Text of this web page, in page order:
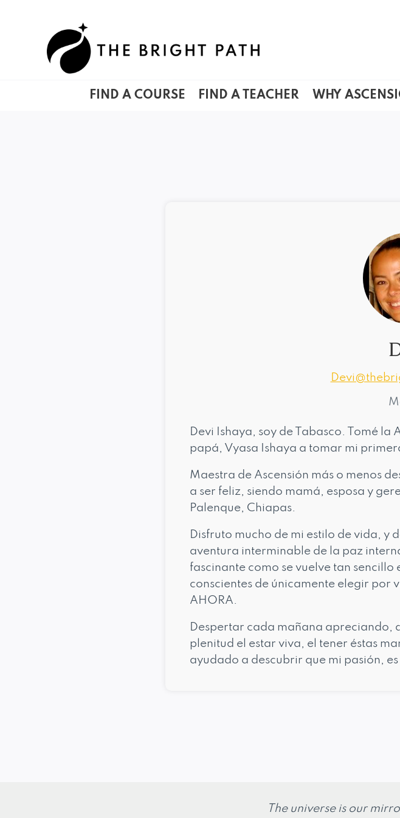
FIND A COURSE FIND A TEACHER WHY
Devi Ishaya, soy de Tabasco. Tomé la
papá, Vyasa Ishaya a tomar mi
Maestra de Ascensión más o menos
a ser feliz, siendo mamá, esposa y
Palenque, Chiapas.
Disfruto mucho de mi estilo de vida, y
aventura interminable de la paz
fascinante como se vuelve tan
conscientes de únicamente elegir por
AHORA.
Despertar cada mañana apreciando,
plenitud el estar viva, el tener éstas
ayudado a descubrir que mi pasión, es
The universe is our